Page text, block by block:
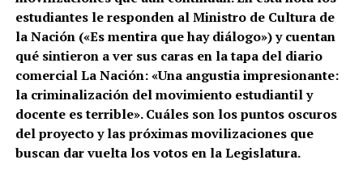
estudiantes le responden al Ministro de Cultura de
la Nación («Es mentira que hay diálogo») y cuentan
qué sintieron a ver sus caras en la tapa del diario
comercial La Nación: «Una angustia impresionante:
la criminalización del movimiento estudiantil y
docente es terrible». Cuáles son los puntos oscuros
del proyecto y las próximas movilizaciones que
buscan dar vuelta los votos en la Legislatura.